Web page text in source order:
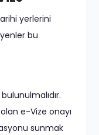
yerlerini
bu
e-Vize onayı
sunmak